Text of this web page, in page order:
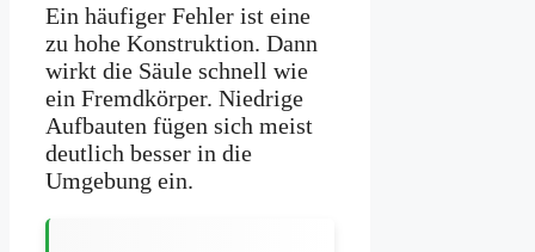
Ein häufiger Fehler ist eine
zu hohe Konstruktion. Dann
wirkt die Säule schnell wie
ein Fremdkörper. Niedrige
Aufbauten fügen sich meist
deutlich besser in die
Umgebung ein.